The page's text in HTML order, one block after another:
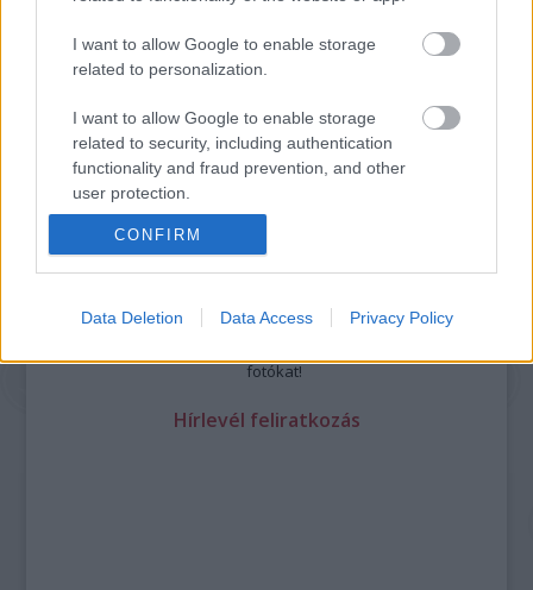
I want to allow Google to enable storage
related to personalization.
I want to allow Google to enable storage
related to security, including authentication
functionality and fraud prevention, and other
user protection.
CONFIRM
Data Deletion Data Access Privacy Policy
Legolvasottabb
Megdöbbentő fotók a néptelen fővárosról
Top 10: ezek a legjobb szerelmes filmek
A 10 legütősebb drogos film
Meztelenség és anatómia
A forradalom egy holland fotós szemével
A legizgalmasabb fotók 2015-ből
Meztelen fővárosiak
Készülőben a nagy meztelen album
fotókat!
Hírlevél feliratkozás